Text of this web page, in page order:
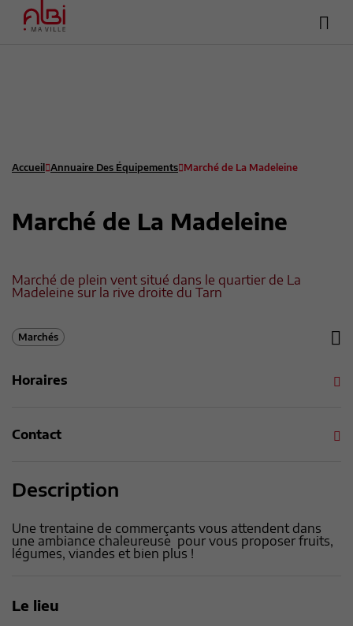
Accueil Annuaire Des Équipements Marché de La Madeleine
Marché de La Madeleine
Marché de plein vent situé dans le quartier de La
Madeleine sur la rive droite du Tarn
Marchés
Horaires
Contact
Description
Une trentaine de commerçants vous attendent dans
une ambiance chaleureuse pour vous proposer fruits,
légumes, viandes et bien plus !
Le lieu